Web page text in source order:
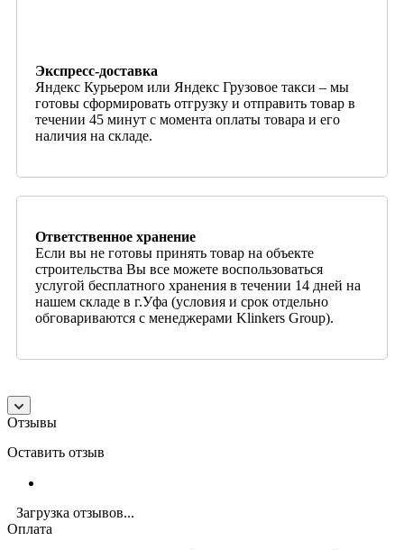
Экспресс-доставка
Яндекс Курьером или Яндекс Грузовое такси – мы
готовы сформировать отгрузку и отправить товар в
течении 45 минут с момента оплаты товара и его
наличия на складе.
Ответственное хранение
Если вы не готовы принять товар на объекте
строительства Вы все можете воспользоваться
услугой бесплатного хранения в течении 14 дней на
нашем складе в г.Уфа (условия и срок отдельно
обговариваются с менеджерами Klinkers Group).
Отзывы
Оставить отзыв
Загрузка отзывов...
Оплата